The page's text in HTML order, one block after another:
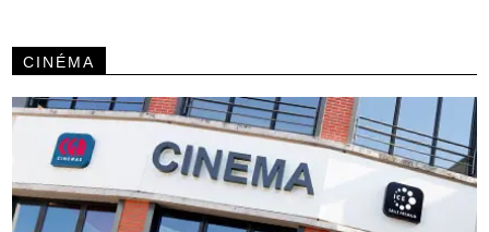
CINÉMA